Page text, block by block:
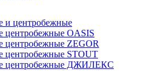
и центробежные
центробежные OASIS
центробежные ZEGOR
центробежные STOUT
центробежные ДЖИЛЕКС